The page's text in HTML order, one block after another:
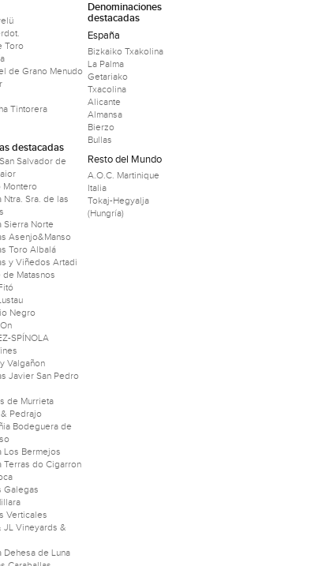
Toro
de Grano Menudo
Tintorera
destacadas
Salvador de
Montero
Ntra. Sra. de las
Sierra Norte
Asenjo&Manso
Toro Albalá
y Viñedos Artadi
de Matasnos
Negro
SPÍNOLA
Valgañon
Javier San Pedro
de Murrieta
Pedrajo
Bodeguera de
Los Bermejos
Terras do Cigarron
Galegas
Verticales
JL Vineyards &
Dehesa de Luna
Denominaciones
destacadas
España
Bizkaiko Txakolina
La Palma
Getariako
Txacolina
Alicante
Almansa
Bierzo
Bullas
Resto del Mundo
A.O.C. Martinique
Italia
Tokaj-Hegyalja
(Hungría)